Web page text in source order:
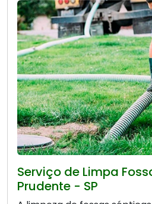
Serviço de Limpa
Prudente - SP